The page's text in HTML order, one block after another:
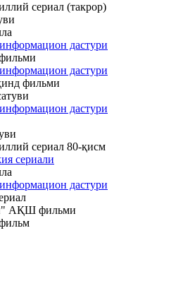
сериал (такрор)
дастури
дастури
фильми
дастури
сериал 80-қисм
сериали
дастури
АҚШ фильми